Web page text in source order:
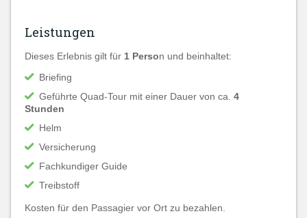
Leistungen
Dieses Erlebnis gilt für 1 Person und beinhaltet:
Briefing
Geführte Quad-Tour mit einer Dauer von ca. 4
Stunden
Helm
Versicherung
Fachkundiger Guide
Treibstoff
Kosten für den Passagier vor Ort zu bezahlen.